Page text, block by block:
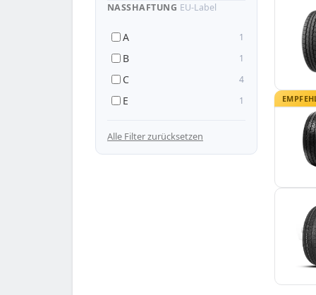
NASSHAFTUNG EU-Label
A 1
B 1
C 4
E 1
Alle Filter zurücksetzen